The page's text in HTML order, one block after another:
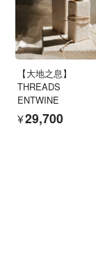
【大地之息】
THREADS
ENTWINE
¥29,700